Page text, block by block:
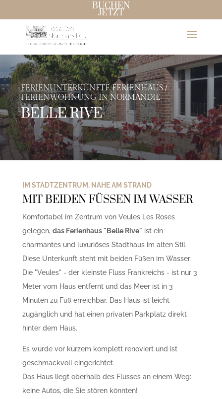
BUCHEN
JETZT
FERIENUNTERKÜNFTE FERIENHAUS /
FERIENWOHNUNG IN NORMANDIE
BELLE RIVE
IM STADTZENTRUM, NAHE AM STRAND
MIT BEIDEN FÜSSEN IM WASSER
Komfortabel im Zentrum von Veules Les Roses
gelegen, das Ferienhaus "Belle Rive" ist ein
charmantes und luxuriöses Stadthaus im alten Stil.
Diese Unterkunft steht mit beiden Füßen im Wasser:
Die "Veules" - der kleinste Fluss Frankreichs - ist nur 3
Meter vom Haus entfernt und das Meer ist in 3
Minuten zu Fuß erreichbar. Das Haus ist leicht
zugänglich und hat einen privaten Parkplatz direkt
hinter dem Haus.
Es wurde vor kurzem komplett renoviert und ist
geschmackvoll eingerichtet.
Das Haus liegt oberhalb des Flusses an einem Weg:
keine Autos, die Sie stören könnten!